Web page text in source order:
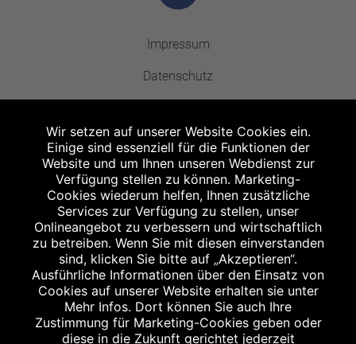
Impressum
Datenschutz
Kontakt
Bildnachweis
Stellenangebote
Abgabe in haushaltsüblichen Mengen, solange der Vorrat reicht. Für Druck-
und Satzfehler keine Haftung.
Zu Risiken und Nebenwirkungen lesen Sie die Packungsbeilage und fragen
Sie Ihren Arzt oder Apotheker.
Wir setzen auf unserer Website Cookies ein.
Einige sind essenziell für die Funktionen der
Website und um Ihnen unseren Webdienst zur
Verfügung stellen zu können. Marketing-
Cookies wiederum helfen, Ihnen zusätzliche
Services zur Verfügung zu stellen, unser
Onlineangebot zu verbessern und wirtschaftlich
zu betreiben. Wenn Sie mit diesen einverstanden
sind, klicken Sie bitte auf „Akzeptieren“.
Ausführliche Informationen über den Einsatz von
Cookies auf unserer Website erhalten sie unter
Mehr Infos. Dort können Sie auch Ihre
Zustimmung für Marketing-Cookies geben oder
diese in die Zukunft gerichtet jederzeit